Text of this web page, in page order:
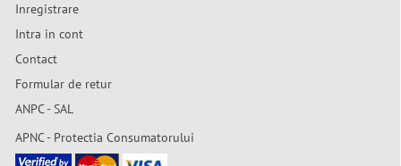
Inregistrare
Intra in cont
Contact
Formular de retur
ANPC - SAL
APNC - Protectia Consumatorului